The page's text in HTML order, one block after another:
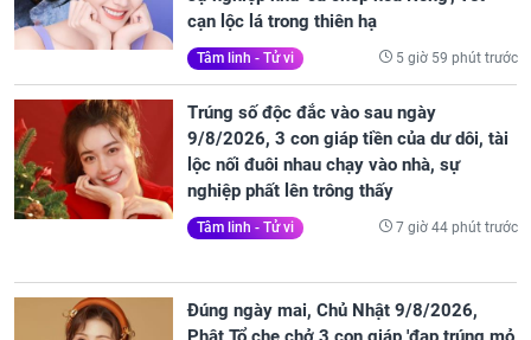
cạn lộc lá trong thiên hạ
Tâm linh - Tử vi 5 giờ 59 phút trước
Trúng số độc đắc vào sau ngày
9/8/2026, 3 con giáp tiền của dư dôi, tài
lộc nối đuôi nhau chạy vào nhà, sự
nghiệp phất lên trông thấy
Tâm linh - Tử vi 7 giờ 44 phút trước
Đúng ngày mai, Chủ Nhật 9/8/2026,